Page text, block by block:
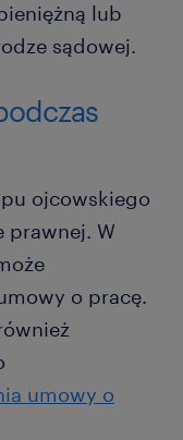
lub
sądowej.
ojcowskiego
prawnej. W
o pracę.
umowy o